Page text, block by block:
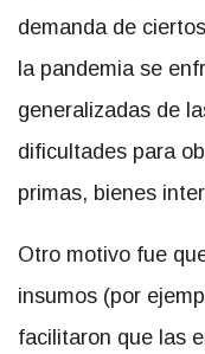
demanda de
la pandemia se
generalizadas de
dificultades para
primas, bienes
Otro motivo fue
insumos (por
facilitaron que las